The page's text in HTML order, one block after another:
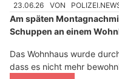
23.06.26 VON
Am späten
Schuppen an einem
Das Wohnhaus wurde
dass es nicht mehr